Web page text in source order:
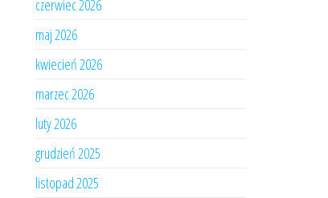
czerwiec 2026
maj 2026
kwiecień 2026
marzec 2026
luty 2026
grudzień 2025
listopad 2025